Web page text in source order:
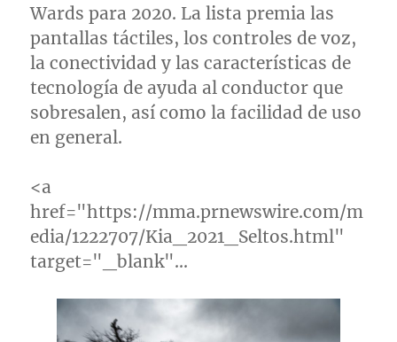
Wards para 2020. La lista premia las
pantallas táctiles, los controles de voz,
la conectividad y las características de
tecnología de ayuda al conductor que
sobresalen, así como la facilidad de uso
en general.
<a
href="https://mma.prnewswire.com/m
edia/1222707/Kia_2021_Seltos.html"
target="_blank"…